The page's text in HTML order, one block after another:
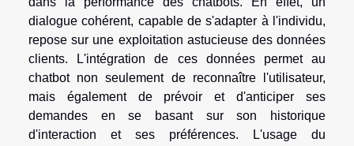
dialogue cohérent, capable de s'adapter à l'individu,
repose sur une exploitation astucieuse des données
clients. L'intégration de ces données permet au
chatbot non seulement de reconnaître l'utilisateur,
mais également de prévoir et d'anticiper ses
demandes en se basant sur son historique
d'interaction et ses préférences. L'usage du